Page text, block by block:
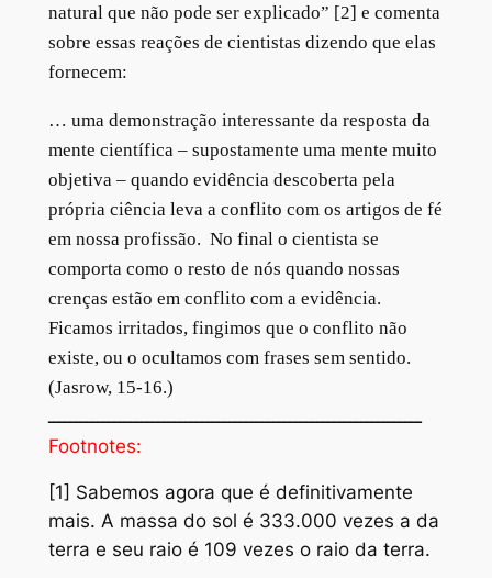
natural que não pode ser explicado” [2] e comenta
sobre essas reações de cientistas dizendo que elas
fornecem:
… uma demonstração interessante da resposta da
mente científica – supostamente uma mente muito
objetiva – quando evidência descoberta pela
própria ciência leva a conflito com os artigos de fé
em nossa profissão. No final o cientista se
comporta como o resto de nós quando nossas
crenças estão em conflito com a evidência.
Ficamos irritados, fingimos que o conflito não
existe, ou o ocultamos com frases sem sentido.
(Jasrow, 15-16.)
ــــــــــــــــــــــــــــــــــــــــــــــــــــــــــــــــــــ
Footnotes:
[1] Sabemos agora que é definitivamente
mais. A massa do sol é 333.000 vezes a da
terra e seu raio é 109 vezes o raio da terra.